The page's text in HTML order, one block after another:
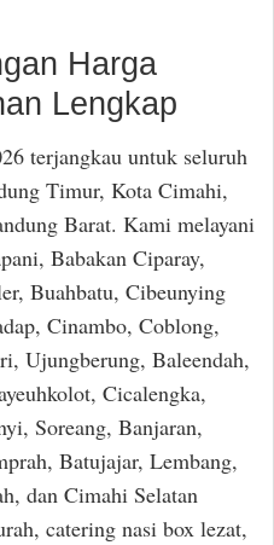
Harga
Lengkap
terjangkau untuk seluruh
Timur, Kota Cimahi,
Barat. Kami melayani
Babakan Ciparay,
Buahbatu, Cibeunying
Cinambo, Coblong,
Ujungberung, Baleendah,
Cicalengka,
Soreang, Banjaran,
Batujajar, Lembang,
dan Cimahi Selatan
catering nasi box lezat,